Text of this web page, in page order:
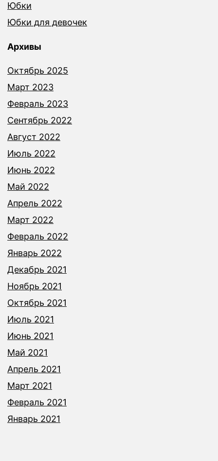
Юбки
Юбки для девочек
Архивы
Октябрь 2025
Март 2023
Февраль 2023
Сентябрь 2022
Август 2022
Июль 2022
Июнь 2022
Май 2022
Апрель 2022
Март 2022
Февраль 2022
Январь 2022
Декабрь 2021
Ноябрь 2021
Октябрь 2021
Июль 2021
Июнь 2021
Май 2021
Апрель 2021
Март 2021
Февраль 2021
Январь 2021